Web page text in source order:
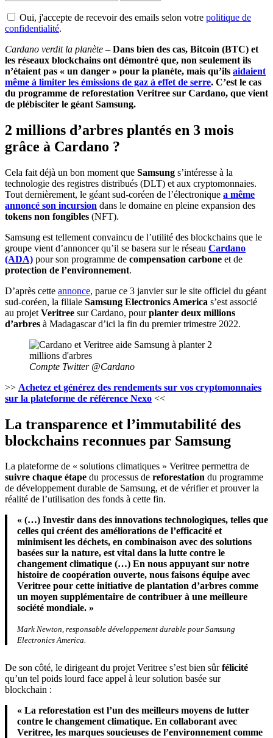
Oui, j'accepte de recevoir des emails selon votre politique de
confidentialité.
Cardano verdit la planète – Dans bien des cas, Bitcoin (BTC) et
les réseaux blockchains ont démontré que, non seulement ils
n’étaient pas « un danger » pour la planète, mais qu’ils aidaient
même à limiter les émissions de gaz à effet de serre. C’est le cas
du programme de reforestation Veritree sur Cardano, que vient
de plébisciter le géant Samsung.
2 millions d’arbres plantés en 3 mois
grâce à Cardano ?
Cela fait déjà un bon moment que Samsung s’intéresse à la
technologie des registres distribués (DLT) et aux cryptomonnaies.
Tout dernièrement, le géant sud-coréen de l’électronique a même
annoncé son incursion dans le domaine en pleine expansion des
tokens non fongibles (NFT).
Samsung est tellement convaincu de l’utilité des blockchains que le
groupe vient d’annoncer qu’il se basera sur le réseau Cardano
(ADA) pour son programme de compensation carbone et de
protection de l’environnement.
D’après cette annonce, parue ce 3 janvier sur le site officiel du géant
sud-coréen, la filiale Samsung Electronics America s’est associé
au projet Veritree sur Cardano, pourplanter deux millions
d’arbres à Madagascar d’ici la fin du premier trimestre 2022.
Compte Twitter @Cardano
>> Achetez et générez des rendements sur vos cryptomonnaies
sur la plateforme de référence Nexo <<
La transparence et l’immutabilité des
blockchains reconnues par Samsung
La plateforme de « solutions climatiques » Veritree permettra de
suivre chaque étape du processus de reforestation du programme
de développement durable de Samsung, et de vérifier et prouver la
réalité de l’utilisation des fonds à cette fin.
« (…) Investir dans des innovations technologiques, telles que
celles qui créent des améliorations de l’efficacité et
minimisent les déchets, en combinaison avec des solutions
basées sur la nature, est vital dans la lutte contre le
changement climatique (…) En nous appuyant sur notre
histoire de coopération ouverte, nous faisons équipe avec
Veritree pour cette initiative de plantation d’arbres comme
un moyen supplémentaire de contribuer à une meilleure
société mondiale. »
Mark Newton, responsable développement durable pour Samsung
Electronics America.
De son côté, le dirigeant du projet Veritree s’est bien sûrfélicité
qu’un tel poids lourd face appel à leur solution basée sur
blockchain :
« La reforestation est l’un des meilleurs moyens de lutter
contre le changement climatique. En collaborant avec
Veritree, les marques soucieuses de l’environnement comme